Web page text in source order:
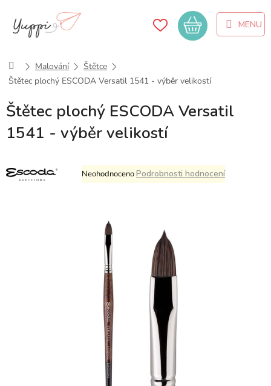
obsah
Nákupní
košík
DomůMalování
Štětce
Štětec plochý ESCODA Versatil 1541 - výběr velikostí
Štětec plochý ESCODA Versatil
1541 - výběr velikostí
Průměrné
hodnocení
hvězdiček.
NeohodnocenoPodrobnosti hodnocení